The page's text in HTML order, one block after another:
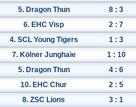
5. Dragon Thun 8 : 3
6. EHC Visp 2 : 7
4. SCL Young Tigers 1 : 3
7. Kölner Junghaie 1: 10
5. Dragon Thun 4 : 6
10. EHC Chur 2 : 5
8. ZSC Lions 3 : 1